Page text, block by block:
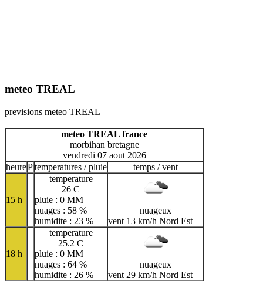
meteo TREAL
previsions meteo TREAL
meteo TREAL france
morbihan bretagne
vendredi 07 aout 2026
heurePtemperatures / pluie temps / vent
15 h
temperature
26 C
pluie : 0 MM
nuages : 58 %
humidite : 23 %
nuageux
vent 13 km/h Nord Est
18 h
temperature
25.2 C
pluie : 0 MM
nuages : 64 %
humidite : 26 %
nuageux
vent 29 km/h Nord Est